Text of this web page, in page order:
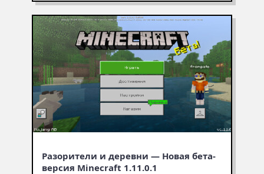
Разорители и деревни — Новая бета-
версия Minecraft 1.11.0.1